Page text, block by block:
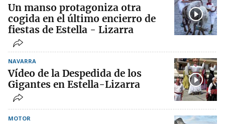
Un manso protagoniza otra
cogida en el último encierro de
fiestas de Estella - Lizarra
NAVARRA
Vídeo de la Despedida de los
Gigantes en Estella-Lizarra
MOTOR